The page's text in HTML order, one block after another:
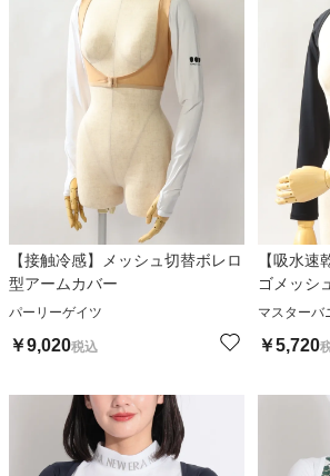
【接触冷感】メッシュ切替ボレロ
型アームカバー
パーリーゲイツ
￥9,020税込
【吸水速
ゴメッシ
マスターバ
￥5,720